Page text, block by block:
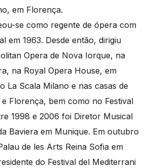
em Florença.
se como regente de ópera com
em 1963. Desde então, dirigiu
Opera de Nova Iorque, na
na Royal Opera House, em
La Scala Milano e nas casas de
Florença, bem como no Festival
1998 e 2006 foi Diretor Musical
Baviera em Munique. Em outubro
de les Arts Reina Sofia em
do Festival del Mediterrani